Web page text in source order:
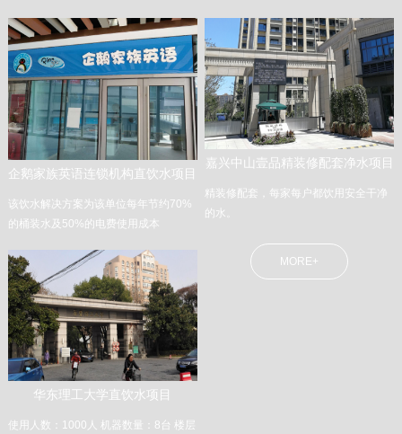
企鹅家族英语连锁机构直饮水项目
该饮水解决方案为该单位每年节约70%
的桶装水及50%的电费使用成本
嘉兴中山壹品精装修配套净水项目
精装修配套，每家每户都饮用安全干净
的水。
华东理工大学直饮水项目
使用人数：1000人 机器数量：8台 楼层
MORE+